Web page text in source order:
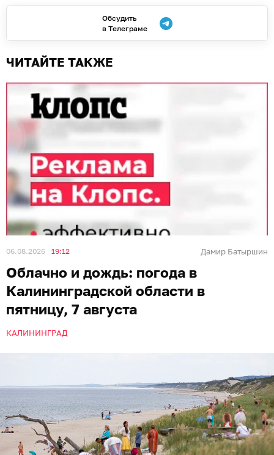
Обсудить
в Телеграме
ЧИТАЙТЕ ТАКЖЕ
06.08.2026 19:12 Дамир Батыршин
Облачно и дождь: погода в
Калининградской области в
пятницу, 7 августа
КАЛИНИНГРАД